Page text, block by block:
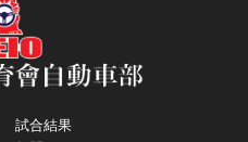
試合結果